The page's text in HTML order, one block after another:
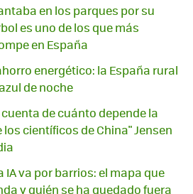
en los parques por su
es uno de los que más
en España
energético: la España rural
de noche
de cuánto depende la
los científicos de China" Jensen
IA va por barrios: el mapa que
y quién se ha quedado fuera